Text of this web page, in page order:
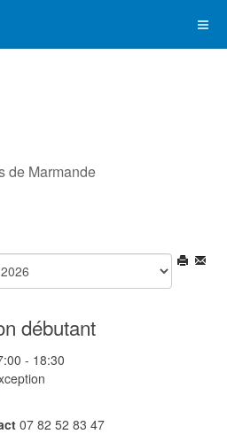
de Marmande
débutant
- 18:30
07 82 52 83 47